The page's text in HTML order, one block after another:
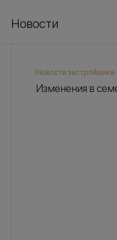
Новости
Новости застройщика
Изменения в